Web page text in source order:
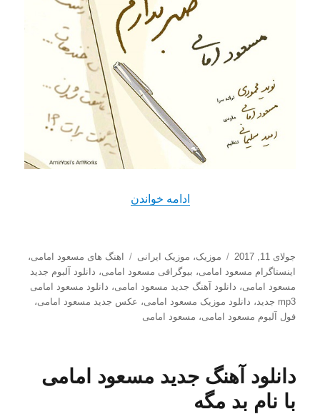
ادامه خواندن
ارسال
شده
در
جولای 11, 2017 دسته‌ها
موزیک، موزیک ایرانی برچسب‌ها
اهنگ های مسعود امامی،
اینستاگرام مسعود امامی، بیوگرافی مسعود امامی، دانلود آلبوم جدید
مسعود امامی، دانلود آهنگ جدید مسعود امامی، دانلود مسعود امامی
mp3 جدید
، دانلود موزیک مسعود امامی، عکس جدید مسعود امامی،
فول آلبوم مسعود امامی، مسعود امامی
دانلود آهنگ جديد مسعود امامی
با نام بد مگه